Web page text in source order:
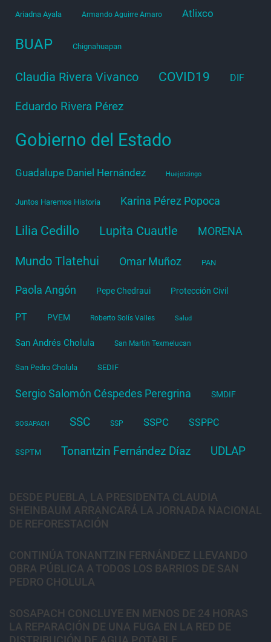
Ariadna Ayala Armando Aguirre Amaro Atlixco
BUAP Chignahuapan
Claudia Rivera Vivanco COVID19 DIF
Eduardo Rivera Pérez
Gobierno del Estado
Guadalupe Daniel Hernández Huejotzingo
Juntos Haremos Historia Karina Pérez Popoca
Lilia Cedillo Lupita Cuautle MORENA
Mundo Tlatehui Omar Muñoz PAN
Paola Angón Pepe Chedraui Protección Civil
PT PVEM Roberto Solís Valles Salud
San Andrés Cholula San Martín Texmelucan
San Pedro Cholula SEDIF
Sergio Salomón Céspedes Peregrina SMDIF
SOSAPACH SSC SSP SSPC SSPPC
SSPTM Tonantzin Fernández Díaz UDLAP
DESDE PUEBLA, LA PRESIDENTA CLAUDIA
SHEINBAUM ARRANCARÁ LA JORNADA NACIONAL
DE REFORESTACIÓN
CONTINÚA TONANTZIN FERNÁNDEZ LLEVANDO
OBRA PÚBLICA A TODOS LOS BARRIOS DE SAN
PEDRO CHOLULA
SOSAPACH CONCLUYE EN MENOS DE 24 HORAS
LA REPARACIÓN DE UNA FUGA EN LA RED DE